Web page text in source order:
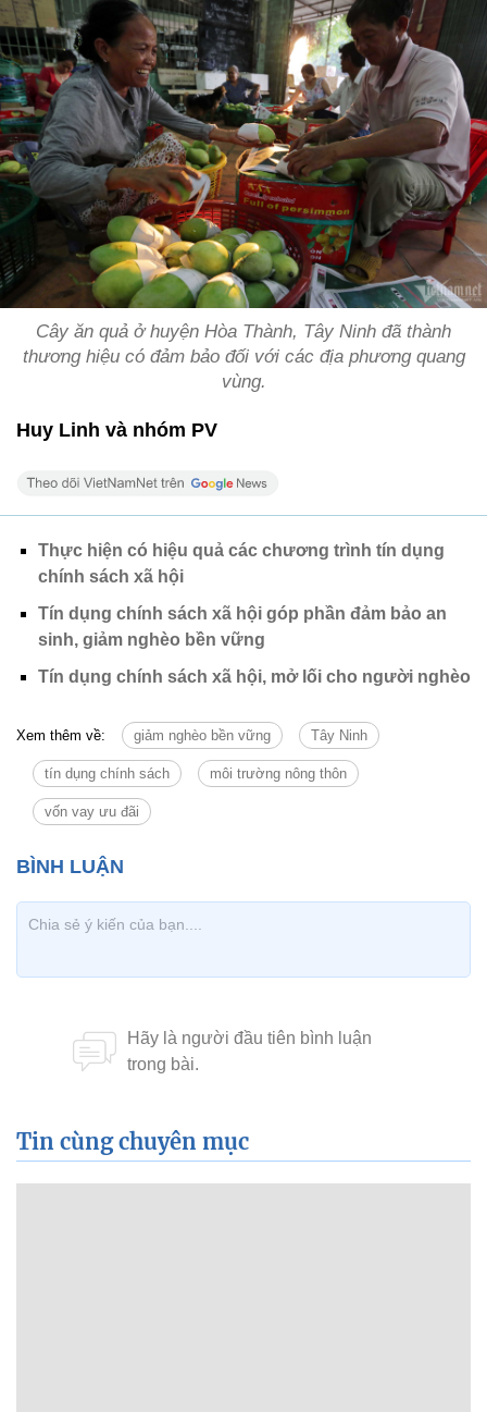
Cây ăn quả ở huyện Hòa Thành, Tây Ninh đã thành
thương hiệu có đảm bảo đối với các địa phương quang
vùng.
Huy Linh và nhóm PV
Thực hiện có hiệu quả các chương trình tín dụng
chính sách xã hội
Tín dụng chính sách xã hội góp phần đảm bảo an
sinh, giảm nghèo bền vững
Tín dụng chính sách xã hội, mở lối cho người nghèo
Xem thêm về: giảm nghèo bền vững Tây Ninh
tín dụng chính sách môi trường nông thôn
vốn vay ưu đãi
Tin cùng chuyên mục